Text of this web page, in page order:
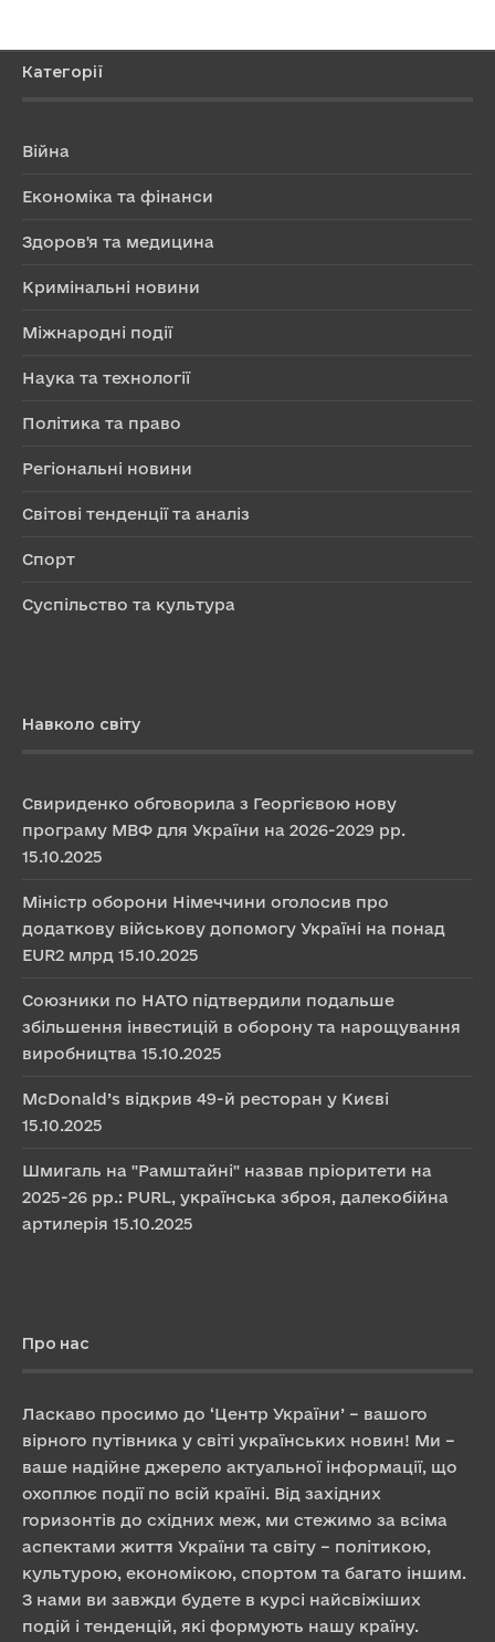
Категорії
Війна
Економіка та фінанси
Здоров'я та медицина
Кримінальні новини
Міжнародні події
Наука та технології
Політика та право
Регіональні новини
Світові тенденції та аналіз
Спорт
Суспільство та культура
Навколо світу
Свириденко обговорила з Георгієвою нову
програму МВФ для України на 2026-2029 рр.
15.10.2025
Міністр оборони Німеччини оголосив про
додаткову військову допомогу Україні на понад
EUR2 млрд 15.10.2025
Союзники по НАТО підтвердили подальше
збільшення інвестицій в оборону та нарощування
виробництва 15.10.2025
McDonald’s відкрив 49-й ресторан у Києві
15.10.2025
Шмигаль на "Рамштайні" назвав пріоритети на
2025-26 рр.: PURL, українська зброя, далекобійна
артилерія 15.10.2025
Про нас
Ласкаво просимо до ‘Центр України’ – вашого
вірного путівника у світі українських новин! Ми –
ваше надійне джерело актуальної інформації, що
охоплює події по всій країні. Від західних
горизонтів до східних меж, ми стежимо за всіма
аспектами життя України та світу – політикою,
культурою, економікою, спортом та багато іншим.
З нами ви завжди будете в курсі найсвіжіших
подій і тенденцій, які формують нашу країну.